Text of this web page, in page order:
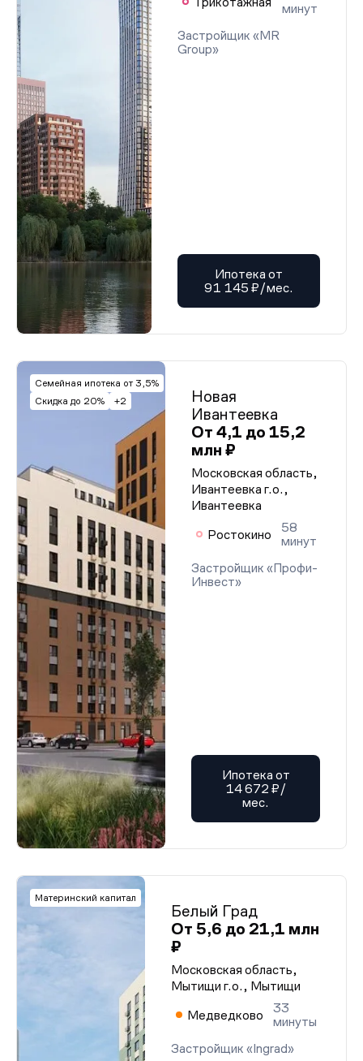
минут
Застройщик «MR
Group»
Ипотека от
91 145 ₽/мес.
Семейная ипотека от 3,5%
Скидка до 20%
+2
Новая
Ивантеевка
От 4,1 до 15,2
млн ₽
Московская область,
Ивантеевка г.о.,
Ивантеевка
Ростокино
58
минут
Застройщик «Профи-
Инвест»
Ипотека от
14 672 ₽/
мес.
Материнский капитал
Белый Град
От 5,6 до 21,1 млн
₽
Московская область,
Мытищи г.о., Мытищи
Медведково
33
минуты
Застройщик «Ingrad»